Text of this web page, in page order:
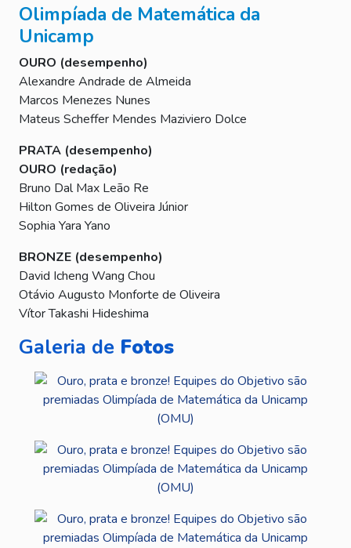
Olimpíada de Matemática da
Unicamp
OURO (desempenho)
Alexandre Andrade de Almeida
Marcos Menezes Nunes
Mateus Scheffer Mendes Maziviero Dolce
PRATA (desempenho)
OURO (redação)
Bruno Dal Max Leão Re
Hilton Gomes de Oliveira Júnior
Sophia Yara Yano
BRONZE (desempenho)
David Icheng Wang Chou
Otávio Augusto Monforte de Oliveira
Vítor Takashi Hideshima
Galeria de Fotos